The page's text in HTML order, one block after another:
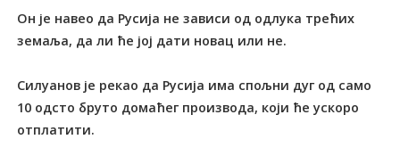
Он је навео да Русија не зависи од одлука трећих
земаља, да ли ће јој дати новац или не.
Силуанов је рекао да Русија има спољни дуг од само
10 одсто бруто домаћег производа, који ће ускоро
отплатити.